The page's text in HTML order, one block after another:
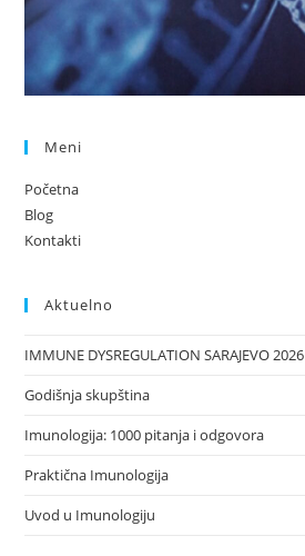
Meni
Početna
Blog
Kontakti
Aktuelno
IMMUNE DYSREGULATION SARAJEVO 2026
Godišnja skupština
Imunologija: 1000 pitanja i odgovora
Praktična Imunologija
Uvod u Imunologiju